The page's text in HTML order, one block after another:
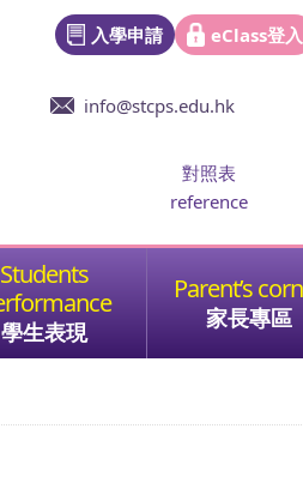
eClass登入
入學申請
info@stcps.edu.hk
對照表
reference
學生表現 家長專區